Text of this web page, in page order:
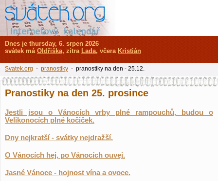
Pranostiky na den 25. prosince
Jestli jsou o Vánocích vrby plné rampouchů, budou o
Velikonocích plné kočiček.
Dny nejkratší - svátky nejdražší.
O Vánocích hej, po Vánocích ouvej.
Jasné Vánoce - hojnost vína a ovoce.
Dnes je thursday, 6. srpen 2026
svátek má Oldřiška, zítra Lada, včera Kristián
Svatek.org - pranostiky - pranostiky na den - 25.12.